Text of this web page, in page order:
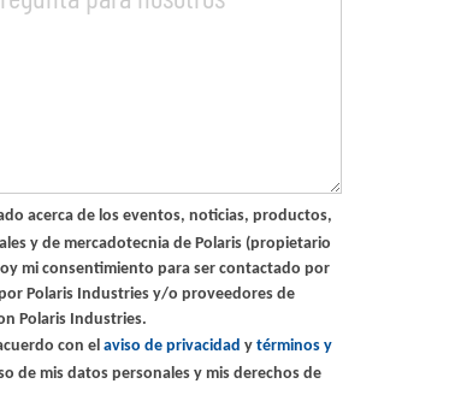
y de mercadotecnia de Polaris (propietario
mi consentimiento para ser contactado por
Polaris Industries y/o proveedores de
Polaris Industries.
con elaviso de privacidad ytérminos y
de mis datos personales y mis derechos de